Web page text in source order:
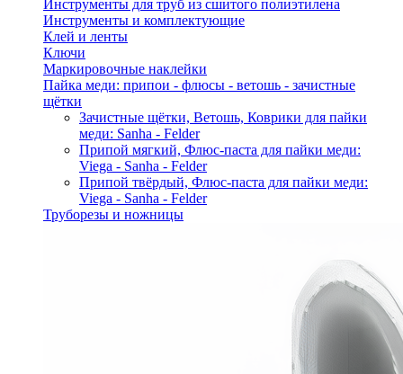
Инструменты для труб из сшитого полиэтилена
Инструменты и комплектующие
Клей и ленты
Ключи
Маркировочные наклейки
Пайка меди: припои - флюсы - ветошь - зачистные
щётки
Зачистные щётки, Ветошь, Коврики для пайки
меди: Sanha - Felder
Припой мягкий, Флюс-паста для пайки меди:
Viega - Sanha - Felder
Припой твёрдый, Флюс-паста для пайки меди:
Viega - Sanha - Felder
Труборезы и ножницы